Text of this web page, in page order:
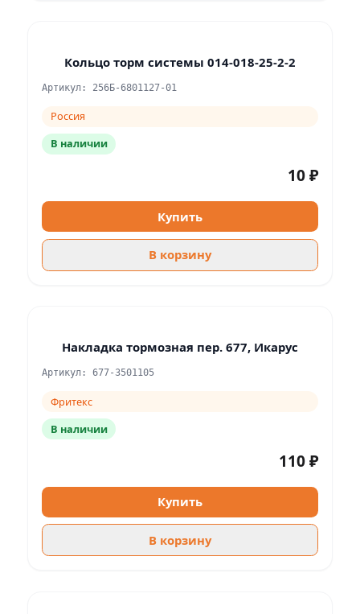
Кольцо торм системы 014-018-25-2-2
Артикул: 256Б-6801127-01
Россия
В наличии
10 ₽
Купить
В корзину
Накладка тормозная пер. 677, Икарус
Артикул: 677-3501105
Фритекс
В наличии
110 ₽
Купить
В корзину